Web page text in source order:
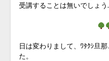
受講することは無いでしょう
日は変わりまして、ﾜﾀｸｼ旦
た。